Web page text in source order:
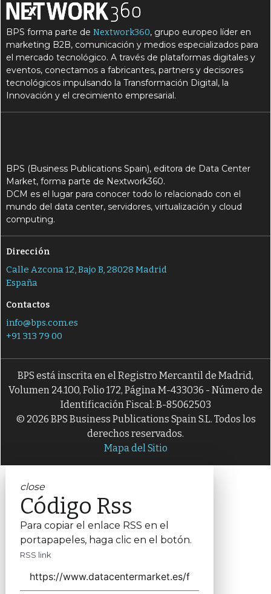
BPS forma parte deNextwork360, grupo europeo líder en
marketing B2B, comunicación y medios especializados para
el mercado tecnológico. A través de plataformas digitales y
eventos, conectamos a fabricantes, partners y decisores
tecnológicos impulsando la Transformación Digital, la
Innovación y el crecimiento empresarial.
BPS (Business Publications Spain), editora de Data Center
Market, forma parte de Nextwork360.
DCM es el lugar para conocer todo lo relacionado con el
mundo del data center, servidores, virtualización y cloud
computing.
Dirección
Calle Azcona 12, Bajo B, 28028 Madrid
España
Contactos
info@bps.com.es
+91 313 79 00
BPS está inscrita en el Registro Mercantil de Madrid,
Volumen 24.100, Folio 172, Página M-433036 - Número de
Identificación Fiscal: B-85062503
© 2026 BPS Business Publications Spain S.L. Todos los
derechos reservados.
Mapa del Sitio
close
Código Rss
Para copiar el enlace RSS en el
portapapeles, haga clic en el botón.
RSS link